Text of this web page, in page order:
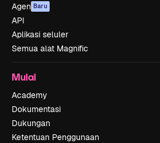
Agen Baru
API
Aplikasi seluler
Semua alat Magnific
Mulai
Academy
Dokumentasi
Dukungan
Ketentuan Penggunaan